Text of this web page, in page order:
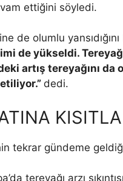
ettiğini söyledi.
de olumlu
de yükseldi.
artış tereyağını
dedi.
tekrar gündeme
tereyağı arzı